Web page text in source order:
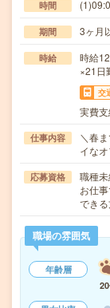
時間
期間 3ヶ月
時給
時給
×21日
交
実費
仕事内容
＼春
イな
応募資格
職種
お仕
でき
職場の雰囲気
年齢層